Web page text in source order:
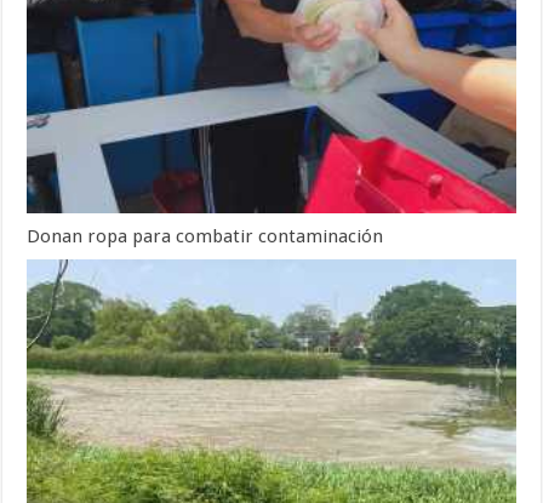
Donan ropa para combatir contaminación